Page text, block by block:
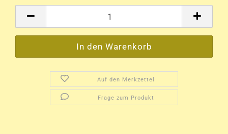
Auf den Merkzettel
Frage zum Produkt